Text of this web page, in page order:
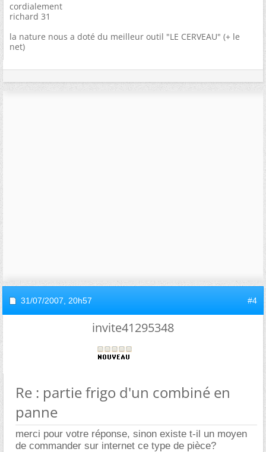
cordialement
richard 31
la nature nous a doté du meilleur outil "LE CERVEAU" (+ le
net)
31/07/2007, 20h57 #4
invite41295348
Re : partie frigo d'un combiné en
panne
merci pour votre réponse, sinon existe t-il un moyen
de commander sur internet ce type de pièce?